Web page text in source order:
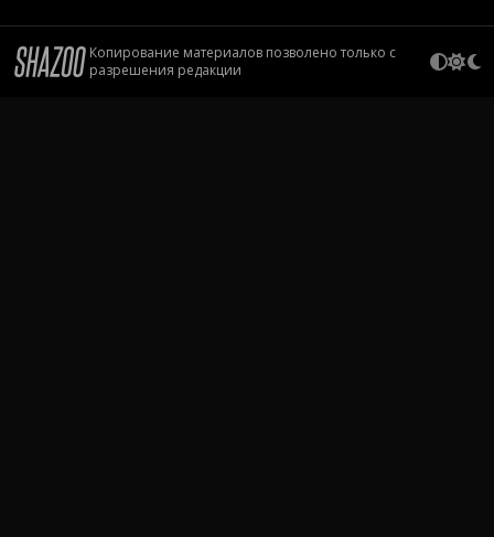
Копирование материалов позволено только с
разрешения редакции